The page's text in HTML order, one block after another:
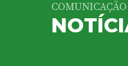
COMUNICAÇÃO